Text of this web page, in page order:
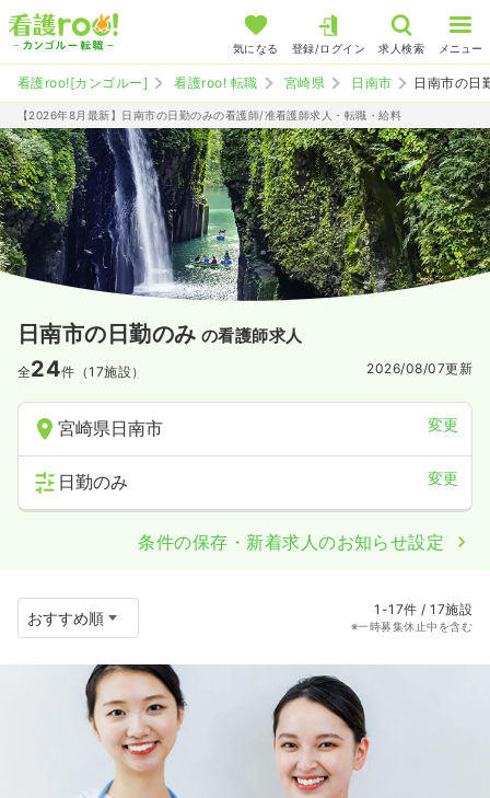
気になる 登録/ログイン 求人検索 メニュー
看護roo![カンゴルー] 看護roo! 転職 宮崎県 日南市 日南市の日
【2026年8月最新】日南市の日勤のみの看護師/准看護師求人・転職・給料
日南市の日勤のみ の看護師求人
全24件（17施設） 2026/08/07更新
宮崎県日南市 変更
日勤のみ 変更
条件の保存・新着求人のお知らせ設定
1-17件 / 17施設
※一時募集休止中を含む